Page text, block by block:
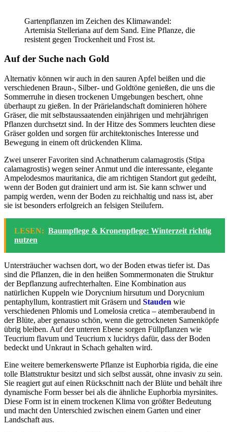
Gartenpflanzen im Zeichen des Klimawandel:
Artemisia Stelleriana auf dem Sand. Eine Pflanze, die
resistent gegen Trockenheit und Frost ist.
Auf der Suche nach Gold
Alternativ können wir auch in den sauren Apfel beißen und die
verschiedenen Braun-, Silber- und Goldtöne genießen, die uns die
Sommerruhe in diesen trockenen Umgebungen beschert, ohne
überhaupt zu gießen. In der Prärielandschaft dominieren höhere
Gräser, die mit selbstaussaatenden einjährigen und mehrjährigen
Pflanzen durchsetzt sind. In der Hitze des Sommers leuchten diese
Gräser golden und sorgen für architektonisches Interesse und
Bewegung in einem oft drückenden Klima.
Zwei unserer Favoriten sind Achnatherum calamagrostis (Stipa
calamagrostis) wegen seiner Anmut und die interessante, elegante
Ampelodesmos mauritanica, die am richtigen Standort gut gedeiht,
wenn der Boden gut drainiert und arm ist. Sie kann schwer und
pampig werden, wenn der Boden zu reichhaltig und nass ist, aber
sie ist besonders erfolgreich an felsigen Steilufern.
LESEN: Baumpflege & Kronenpflege: Winterzeit richtig
nutzen
Untersträucher wachsen dort, wo der Boden etwas tiefer ist. Das
sind die Pflanzen, die in den heißen Sommermonaten die Struktur
der Bepflanzung aufrechterhalten. Eine Kombination aus
natürlichen Kuppeln wie Dorycnium hirsutum und Dorycnium
pentaphyllum, kontrastiert mit Gräsern und Stauden wie
verschiedenen Phlomis und Lomelosia cretica – atemberaubend in
der Blüte, aber genauso schön, wenn die getrockneten Samenköpfe
übrig bleiben. Auf der unteren Ebene sorgen Füllpflanzen wie
Teucrium flavum und Teucrium x lucidrys dafür, dass der Boden
bedeckt und Unkraut in Schach gehalten wird.
Eine weitere bemerkenswerte Pflanze ist Euphorbia rigida, die eine
tolle Blattstruktur besitzt und sich selbst aussät, ohne invasiv zu sein.
Sie reagiert gut auf einen Rückschnitt nach der Blüte und behält ihre
dynamische Form besser bei als die ähnliche Euphorbia myrsinites.
Diese Form ist in einem trockenen Klima von größter Bedeutung
und macht den Unterschied zwischen einem Garten und einer
Landschaft aus.